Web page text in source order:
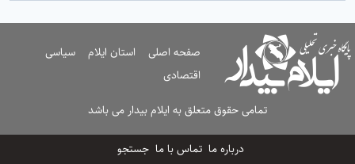
صفحه اصلی استان ایلام
سیاسی
اقتصادی
تمامی حقوق متعلق به ایلام بیدار می باشد
درباره ما تماس با ما جستجو